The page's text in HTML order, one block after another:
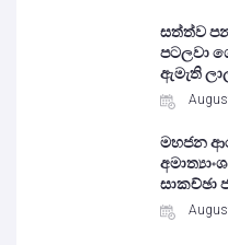
සත්ත්ව
පටලවා
ඇමැති
මහජන
සාකච්ඡා